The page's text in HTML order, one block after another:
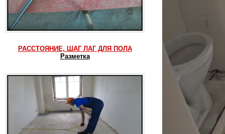
РАССТОЯНИЕ, ШАГ ЛАГ ДЛЯ ПОЛА
Разметка